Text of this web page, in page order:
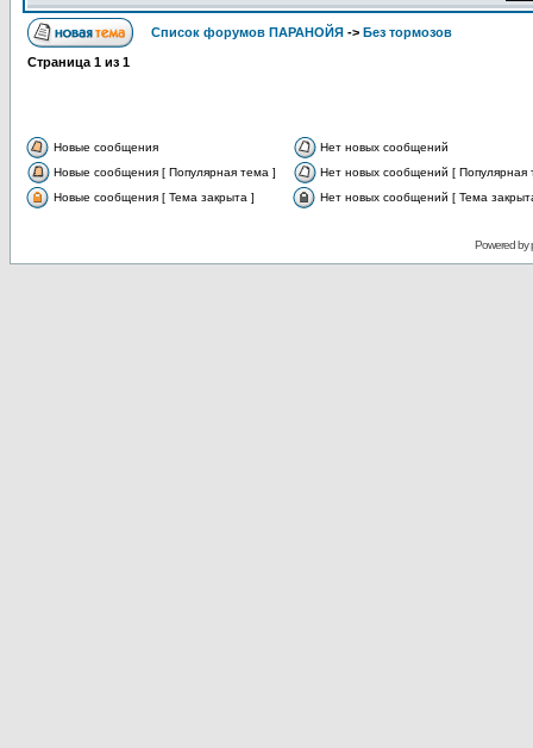
Список форумов ПАРАНОЙЯ -> Без тормозов
Страница 1 из 1
Новые сообщения
Нет новых сообщений
Новые сообщения [ Популярная тема ]
Нет новых сообщений [ Популярная
Новые сообщения [ Тема закрыта ]
Нет новых сообщений [ Тема
Powered by